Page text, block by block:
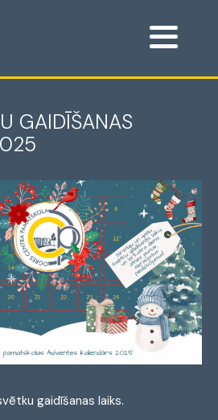
GAIDĪŠANAS
gaidīšanas laiks.